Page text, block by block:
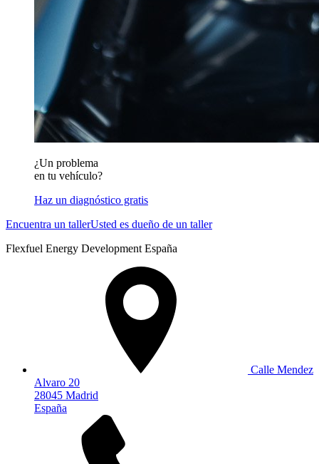
¿Un problema
en tu vehículo?
Haz un diagnóstico gratis
Encuentra un tallerUsted es dueño de un taller
Flexfuel Energy Development España
Calle Mendez
Alvaro 20
28045 Madrid
España